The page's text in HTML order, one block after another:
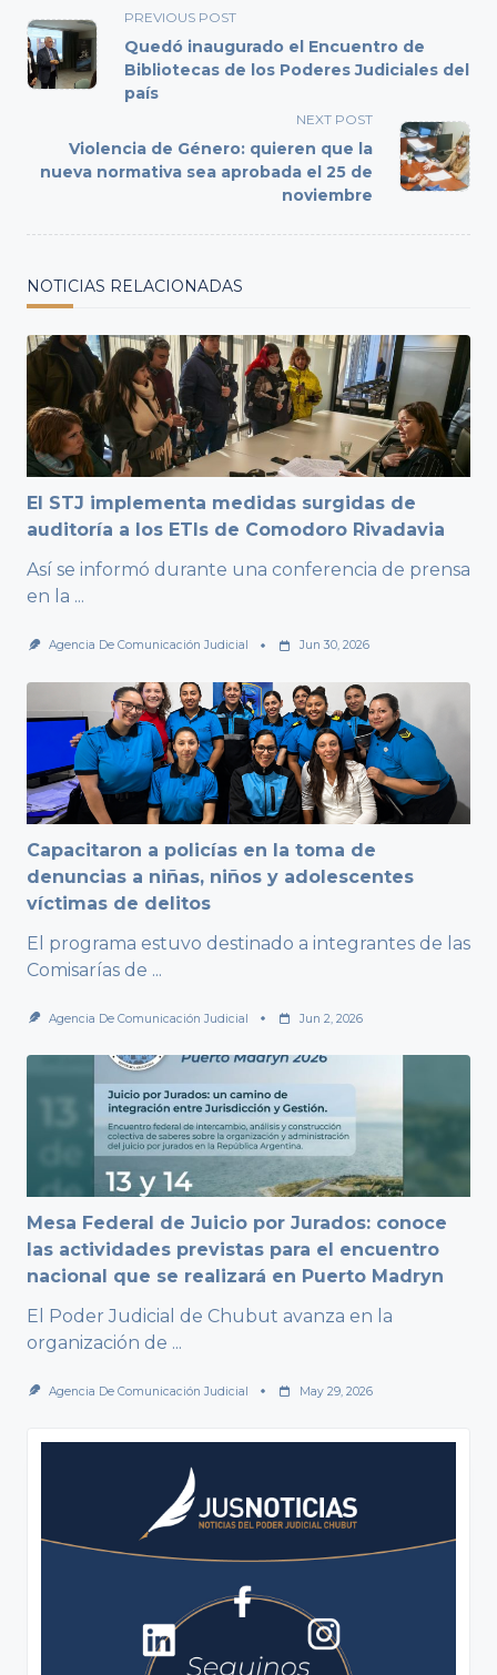
<span
class="nav-
subtitle
screen-
text">Page</span>
PREVIOUS POST
Quedó inaugurado el Encuentro de
Bibliotecas de los Poderes Judiciales del
país
NEXT POST
Violencia de Género: quieren que la
nueva normativa sea aprobada el 25 de
noviembre
NOTICIAS RELACIONADAS
El STJ implementa medidas surgidas de
auditoría a los ETIs de Comodoro Rivadavia
Así se informó durante una conferencia de prensa
en la ...
Agencia De Comunicación Judicial Jun 30, 2026
Capacitaron a policías en la toma de
denuncias a niñas, niños y adolescentes
víctimas de delitos
El programa estuvo destinado a integrantes de las
Comisarías de ...
Agencia De Comunicación Judicial Jun 2, 2026
Mesa Federal de Juicio por Jurados: conoce
las actividades previstas para el encuentro
nacional que se realizará en Puerto Madryn
El Poder Judicial de Chubut avanza en la
organización de ...
Agencia De Comunicación Judicial May 29, 2026